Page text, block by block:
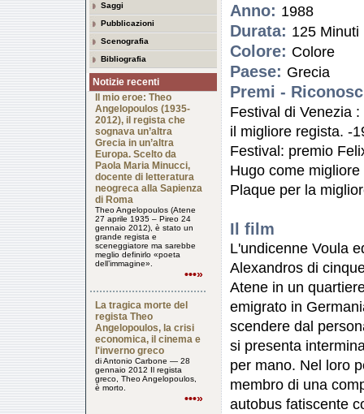
Saggi
Pubblicazioni
Scenografia
Βibliografia
Notizie recenti
Il mio eroe: Theo
Angelopoulos (1935-
2012), il regista che
sognava un’altra
Grecia in un’altra
Europa. Scelto da
Paola Maria Minucci,
docente di letteratura
neogreca alla Sapienza
di Roma
Theo Angelopoulos (Atene
27 aprile 1935 – Pireo 24
gennaio 2012), è stato un
grande regista e
sceneggiatore ma sarebbe
meglio definirlo «poeta
dell’immagine».
•••»
La tragica morte del
regista Theo
Angelopoulos, la crisi
economica, il cinema e
l'inverno greco
di Antonio Carbone — 28
gennaio 2012 Il regista
greco, Theo Angelopoulos,
è morto.
•••»
Anno: 1988
Durata: 125 Minuti
Colore: Colore
Paese: Grecia
Premi -
Festival di Venezia
il migliore regista. -
Festival: premio
Hugo come
Plaque per la
Il film
L'undicenne Voula
Alexandros di
Atene in un
emigrato in
scendere dal
si presenta
per mano. Nel loro
membro di una
autobus fatiscente